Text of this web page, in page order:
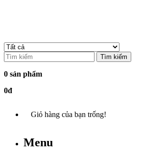
Tìm kiếm
0 sản phẩm
0đ
Giỏ hàng của bạn trống!
Menu